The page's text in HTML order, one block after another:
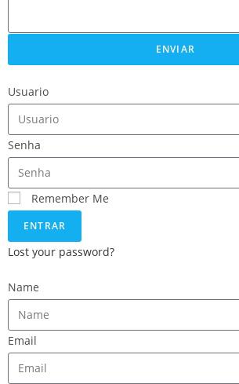
ENVIAR
Usuario
Senha
Remember Me
ENTRAR
Lost your password?
Name
Email